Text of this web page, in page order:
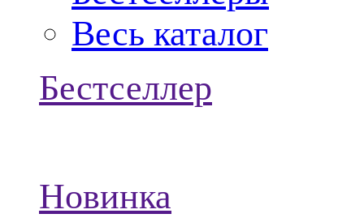
Весь каталог
Бестселлер
Новинка